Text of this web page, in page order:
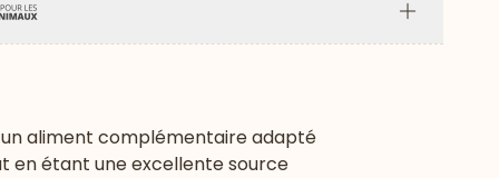
aliment complémentaire adapté
en étant une excellente source